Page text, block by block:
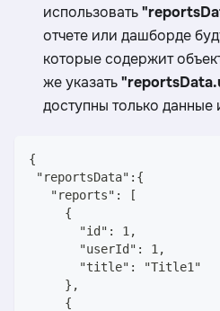
использовать
отчете или дашборде
которые содержит
же указать
доступны только данные
{
"reportsData":{
   "reports": [
     {
       "id": 1,
       "userId": 1,
       "title": "Title1"
     },
     {